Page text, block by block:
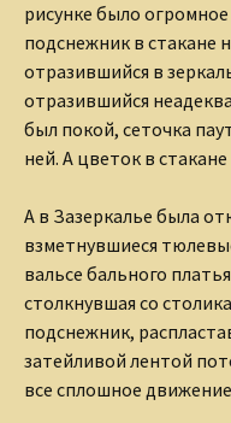
рисунке было
подснежник в стакане
отразившийся в
отразившийся
был покой, сеточка
ней. А цветок в
А в Зазеркалье была
взметнувшиеся
вальсе бального
столкнувшая со
подснежник,
затейливой лентой
все сплошное